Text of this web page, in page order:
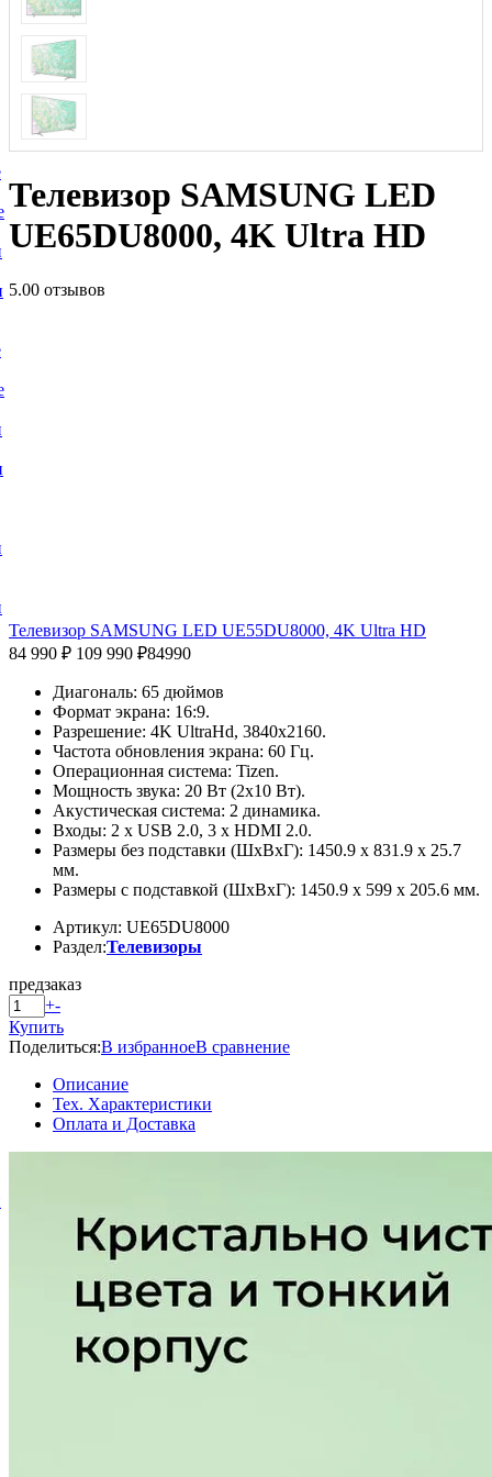
Телевизор SAMSUNG LED
UE65DU8000, 4K Ultra HD
5.00 отзывов
Телевизор SAMSUNG LED UE55DU8000, 4K Ultra HD
84 990 ₽ 109 990 ₽84990
Диагональ: 65 дюймов
Формат экрана: 16:9.
Разрешение: 4K UltraHd, 3840х2160.
Частота обновления экрана: 60 Гц.
Операционная система: Tizen.
Мощность звука: 20 Вт (2х10 Вт).
Акустическая система: 2 динамика.
Входы: 2 x USB 2.0, 3 x HDMI 2.0.
Размеры без подставки (ШxВxГ): 1450.9 x 831.9 x 25.7
мм.
Размеры с подставкой (ШxВxГ): 1450.9 x 599 x 205.6 мм.
Артикул: UE65DU8000
Раздел:Телевизоры
предзаказ
+-
Купить
Поделиться:В избранноеВ сравнение
Описание
Тех. Характеристики
Оплата и Доставка